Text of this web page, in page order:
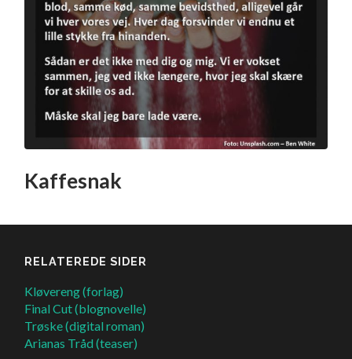
Kaffesnak
RELATEREDE SIDER
Kløvereng (forlag)
Final Cut (blognovelle)
Trøske (digital roman)
Arianas Tråd (teaser)